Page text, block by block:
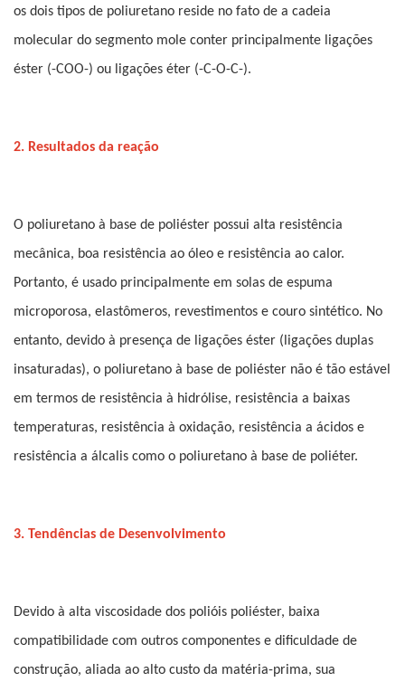
os dois tipos de poliuretano reside no fato de a cadeia
molecular do segmento mole conter principalmente ligações
éster (-COO-) ou ligações éter (-C-O-C-).
2. Resultados da reação
O poliuretano à base de poliéster possui alta resistência
mecânica, boa resistência ao óleo e resistência ao calor.
Portanto, é usado principalmente em solas de espuma
microporosa, elastômeros, revestimentos e couro sintético. No
entanto, devido à presença de ligações éster (ligações duplas
insaturadas), o poliuretano à base de poliéster não é tão estável
em termos de resistência à hidrólise, resistência a baixas
temperaturas, resistência à oxidação, resistência a ácidos e
resistência a álcalis como o poliuretano à base de poliéter.
3. Tendências de Desenvolvimento
Devido à alta viscosidade dos polióis poliéster, baixa
compatibilidade com outros componentes e dificuldade de
construção, aliada ao alto custo da matéria-prima, sua